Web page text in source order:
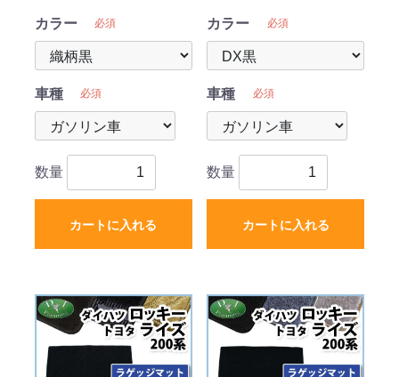
カラー 必須
車種 必須
数量
カートに入れる
カラー 必須
車種 必須
数量
カートに入れる